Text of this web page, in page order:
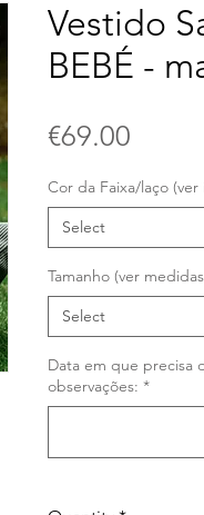
Vestido
BEBÉ -
€69.00
Cor da Faixa/laço (ver
Select
Tamanho (ver
Select
Data em que precisa
observações: *